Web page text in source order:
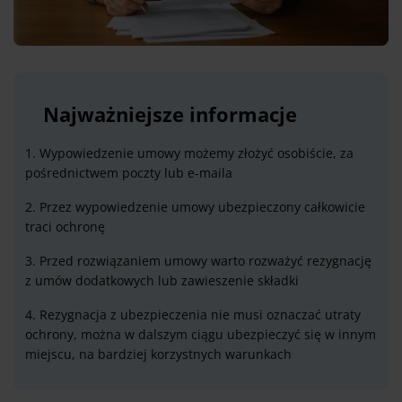
Najważniejsze informacje
1. Wypowiedzenie umowy możemy złożyć osobiście, za
pośrednictwem poczty lub e-maila
2. Przez wypowiedzenie umowy ubezpieczony całkowicie
traci ochronę
3. Przed rozwiązaniem umowy warto rozważyć rezygnację
z umów dodatkowych lub zawieszenie składki
4. Rezygnacja z ubezpieczenia nie musi oznaczać utraty
ochrony, można w dalszym ciągu ubezpieczyć się w innym
miejscu, na bardziej korzystnych warunkach